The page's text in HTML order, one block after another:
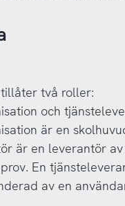
två roller:
och
är en
är en leverantör
En
av en